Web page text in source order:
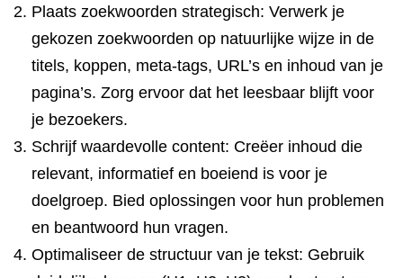
Plaats zoekwoorden strategisch: Verwerk je
gekozen zoekwoorden op natuurlijke wijze in de
titels, koppen, meta-tags, URL’s en inhoud van je
pagina’s. Zorg ervoor dat het leesbaar blijft voor
je bezoekers.
Schrijf waardevolle content: Creëer inhoud die
relevant, informatief en boeiend is voor je
doelgroep. Bied oplossingen voor hun problemen
en beantwoord hun vragen.
Optimaliseer de structuur van je tekst: Gebruik